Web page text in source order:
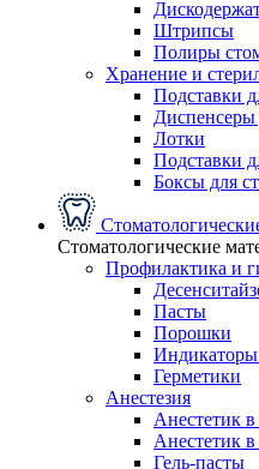
Штрипсы
Полиры
Хранение и
Подставки
Диспенсеры
Лотки
Подставки
Боксы для
Стоматологические
Профилактика и
Пасты
Порошки
Индикаторы
Герметики
Анестезия
Анестетик в
Анестетик
Гель-пасты